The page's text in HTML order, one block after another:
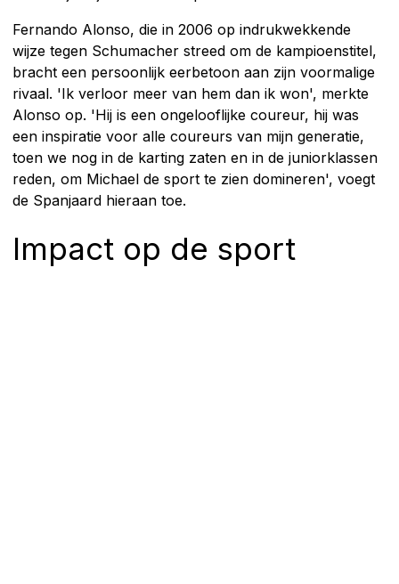
Fernando Alonso, die in 2006 op indrukwekkende
wijze tegen Schumacher streed om de kampioenstitel,
bracht een persoonlijk eerbetoon aan zijn voormalige
rivaal. 'Ik verloor meer van hem dan ik won', merkte
Alonso op. 'Hij is een ongelooflijke coureur, hij was
een inspiratie voor alle coureurs van mijn generatie,
toen we nog in de karting zaten en in de juniorklassen
reden, om Michael de sport te zien domineren', voegt
de Spanjaard hieraan toe.
Impact op de sport